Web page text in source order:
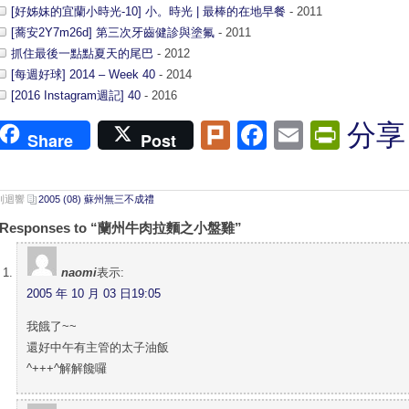
[好姊妹的宜蘭小時光-10] 小。時光 | 最棒的在地早餐 - 2011
[蕎安2Y7m26d] 第三次牙齒健診與塗氟 - 2011
抓住最後一點點夏天的尾巴 - 2012
[每週好球] 2014 – Week 40 - 2014
[2016 Instagram週記] 40 - 2016
Share Post PlurkFacebook
Email分享
迴響 2005 (08) 蘇州無三不成禮
to “蘭州牛肉拉麵之小盤雞”
naomi表示:
2005 年 10 月 03 日19:05
我餓了~~
還好中午有主管的太子油飯
^+++^解解饞囉